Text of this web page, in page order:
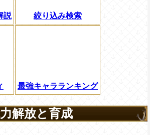
説 絞り込み検索
最強キャラランキング
解放と育成